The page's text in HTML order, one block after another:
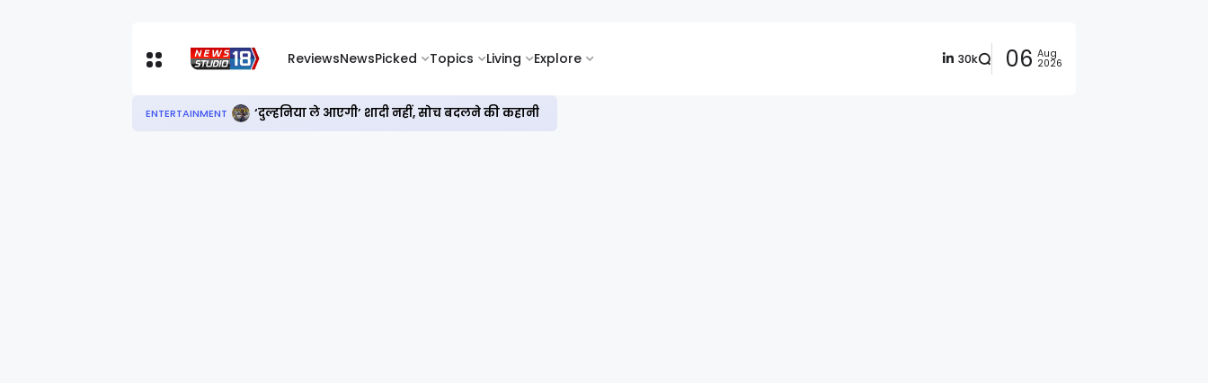
ReviewsNewsPicked Topics Living Explore 30k 06 Aug
2026
ENTERTAINMENT ‘दुल्हनिया ले आएगी’ शादी नहीं, सोच बदलने की कहानी